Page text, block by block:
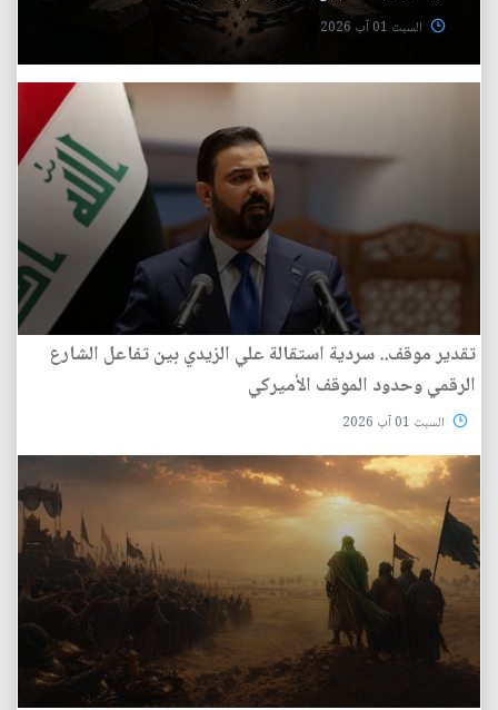
السبت 01 آب 2026
تقدير موقف.. سردية استقالة علي الزيدي بين تفاعل الشارع
الرقمي وحدود الموقف الأميركي
السبت 01 آب 2026